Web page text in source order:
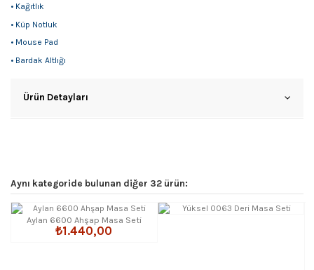
• Kağıtlık
• Küp Notluk
• Mouse Pad
• Bardak Altlığı
Ürün Detayları
Aynı kategoride bulunan diğer 32 ürün:
Aylan 6600 Ahşap Masa Seti
₺1.440,00